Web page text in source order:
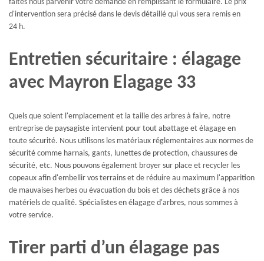
faites nous parvenir votre demande en remplissant le formulaire. Le prix
d'intervention sera précisé dans le devis détaillé qui vous sera remis en
24 h.
Entretien sécuritaire : élagage
avec Mayron Elagage 33
Quels que soient l'emplacement et la taille des arbres à faire, notre
entreprise de paysagiste intervient pour tout abattage et élagage en
toute sécurité. Nous utilisons les matériaux réglementaires aux normes de
sécurité comme harnais, gants, lunettes de protection, chaussures de
sécurité, etc. Nous pouvons également broyer sur place et recycler les
copeaux afin d'embellir vos terrains et de réduire au maximum l'apparition
de mauvaises herbes ou évacuation du bois et des déchets grâce à nos
matériels de qualité. Spécialistes en élagage d'arbres, nous sommes à
votre service.
Tirer parti d’un élagage pas